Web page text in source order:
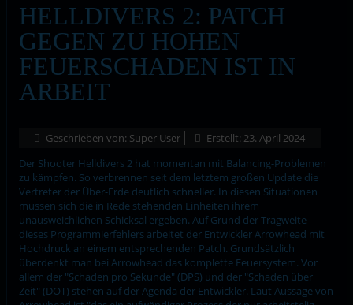
HELLDIVERS 2: PATCH
GEGEN ZU HOHEN
FEUERSCHADEN IST IN
ARBEIT
Geschrieben von: Super User
Erstellt: 23. April 2024
Der Shooter Helldivers 2 hat momentan mit Balancing-Problemen
zu kämpfen. So verbrennen seit dem letztem großen Update die
Vertreter der Über-Erde deutlich schneller. In diesen Situationen
müssen sich die in Rede stehenden Einheiten ihrem
unausweichlichen Schicksal ergeben. Auf Grund der Tragweite
dieses Programmierfehlers arbeitet der Entwickler Arrowhead mit
Hochdruck an einem entsprechenden Patch. Grundsätzlich
überdenkt man bei Arrowhead das komplette Feuersystem. Vor
allem der "Schaden pro Sekunde" (DPS) und der "Schaden über
Zeit" (DOT) stehen auf der Agenda der Entwickler. Laut Aussage von